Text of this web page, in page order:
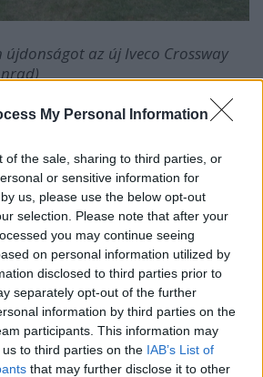
My Personal Information
of the sale, sharing to third parties, or
or sensitive information for
us, please use the below opt-out
selection. Please note that after your
you may continue seeing
on personal information utilized by
disclosed to third parties prior to
separately opt-out of the further
information by third parties on the
participants. This information may
to third parties on the IAB’s List of
that may further disclose it to other
újdonságot az új Iveco Crossway
már hagyományosan
teljesen értelmét
egy kezünkön meg tudjuk
láttunk Tökölön, ami igen
műszaki mentése mellett
látványos és érdekes programok
kevés sikerrel. Nehéz
mint tíz éve hagyományosan
fesztivál jövőjét, de a
esélye lehet a túlélésre, ha
rendezik meg a jövőben,